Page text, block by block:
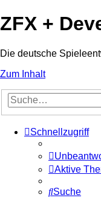
ZFX +
Die deutsche
Zum Inhalt
Schnellzugriff
Aktive
Suche